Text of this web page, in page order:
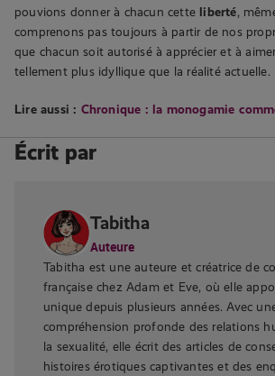
pouvions donner à chacun cette liberté,
comprenons pas toujours à partir de nos
que chacun soit autorisé à apprécier et à
tellement plus idyllique que la réalité actuelle.
Lire aussi : Chronique : la monogamie
Écrit par
Tabitha
Auteure
Tabitha est une auteure et créatrice de
française chez Adam et Eve, où elle
unique depuis plusieurs années. Avec
compréhension profonde des relations
la sexualité, elle écrit des articles de
histoires érotiques captivantes et des